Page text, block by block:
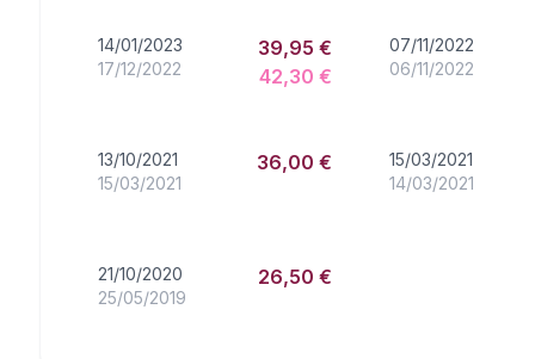
14/01/2023
17/12/2022
39,95 €
42,30 €
07/11/2022
06/11/2022
13/10/2021
15/03/2021
36,00 €
15/03/2021
14/03/2021
21/10/2020
25/05/2019
26,50 €